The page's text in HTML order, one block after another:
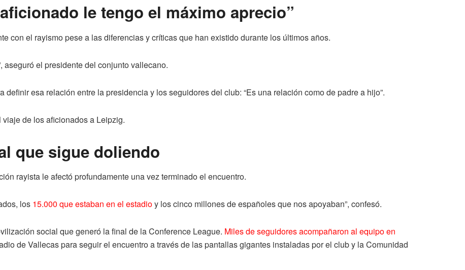
le tengo el máximo aprecio”
con el rayismo pese a las diferencias y críticas que han existido durante los últimos años.
aseguró el presidente del conjunto vallecano.
esa relación entre la presidencia y los seguidores del club: “Es una relación como de padre a hijo”.
de los aficionados a Leipzig.
que sigue doliendo
rayista le afectó profundamente una vez terminado el encuentro.
los 15.000 que estaban en el estadioy los cinco millones de españoles que nos apoyaban”, confesó.
social que generó la final de la Conference League. Miles de seguidores acompañaron al equipo en
de Vallecas para seguir el encuentro a través de las pantallas gigantes instaladas por el club y la Comunidad